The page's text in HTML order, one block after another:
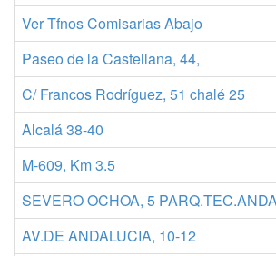
Ver Tfnos Comisarias Abajo
Paseo de la Castellana, 44,
C/ Francos Rodríguez, 51 chalé 25
Alcalá 38-40
M-609, Km 3.5
SEVERO OCHOA, 5
AV.DE ANDALUCIA, 10-12